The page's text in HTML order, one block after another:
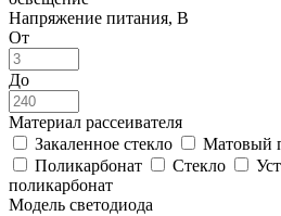
Напряжение питания, В
От
До
Материал рассеивателя
Закаленное стекло
Матовый
Поликарбонат
Стекло
поликарбонат
Модель светодиода